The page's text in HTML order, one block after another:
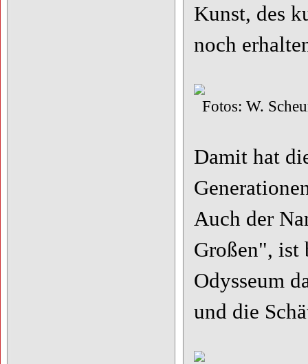
Kunst, des
noch
Fotos: W.
Damit hat
Auch der
Großen", ist
Odysseum
und die